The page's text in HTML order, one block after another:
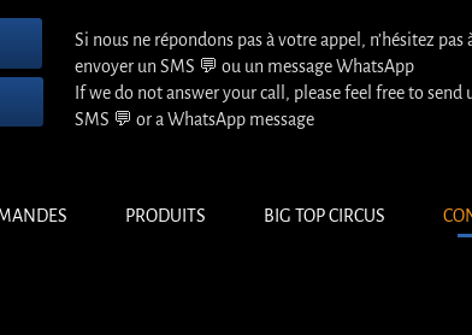
PRODUITS BIG TOP CIRCUS
Si nous ne répondons pas à votre appel, n’hésitez pas
envoyer un SMS 💬 ou un message WhatsApp
If we do not answer your call, please feel free to send
SMS 💬 or a WhatsApp message